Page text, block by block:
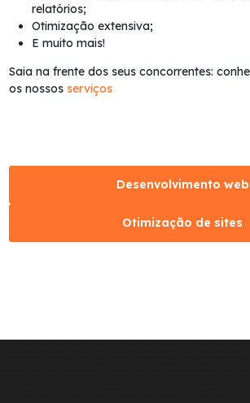
relatórios;
Otimização extensiva;
E muito mais!
Saia na frente dos seus concorrentes:
os nossos serviços
Desenvolvimento web
Otimização de sites